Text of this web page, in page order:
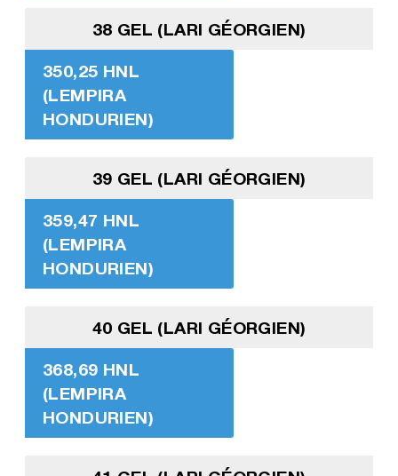
38 GEL (LARI GÉORGIEN)
350,25 HNL
(LEMPIRA
HONDURIEN)
39 GEL (LARI GÉORGIEN)
359,47 HNL
(LEMPIRA
HONDURIEN)
40 GEL (LARI GÉORGIEN)
368,69 HNL
(LEMPIRA
HONDURIEN)